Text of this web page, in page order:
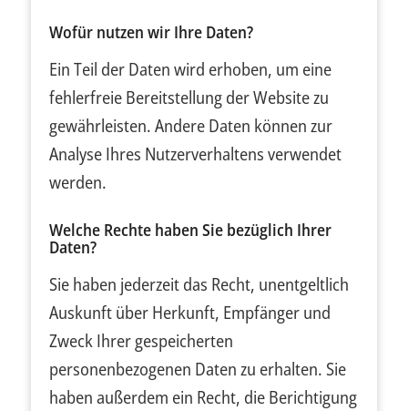
Wofür nutzen wir Ihre Daten?
Ein Teil der Daten wird erhoben, um eine
fehlerfreie Bereitstellung der Website zu
gewährleisten. Andere Daten können zur
Analyse Ihres Nutzerverhaltens verwendet
werden.
Welche Rechte haben Sie bezüglich Ihrer
Daten?
Sie haben jederzeit das Recht, unentgeltlich
Auskunft über Herkunft, Empfänger und
Zweck Ihrer gespeicherten
personenbezogenen Daten zu erhalten. Sie
haben außerdem ein Recht, die Berichtigung